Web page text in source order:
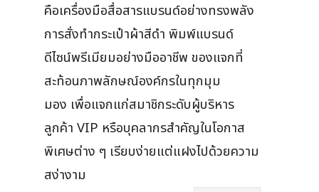
คือเครื่องมือสื่อสารแบรนด์อย่างทรงพลัง
การสั่งทำกระเป๋าผ้าสีดำ พิมพ์แบรนด์
ดีไซน์พรีเมียมอย่างมืออาชีพ ของแจกที่
สะท้อนภาพลักษณ์องค์กรในทุกมุม
มอง เพื่อแจกแก่สมาชิกระดับผู้บริหาร
ลูกค้า VIP หรือบุคลากรสำคัญในโอกาส
พิเศษต่าง ๆ เรียบง่ายแต่แฝงไปด้วยความ
สง่างาม